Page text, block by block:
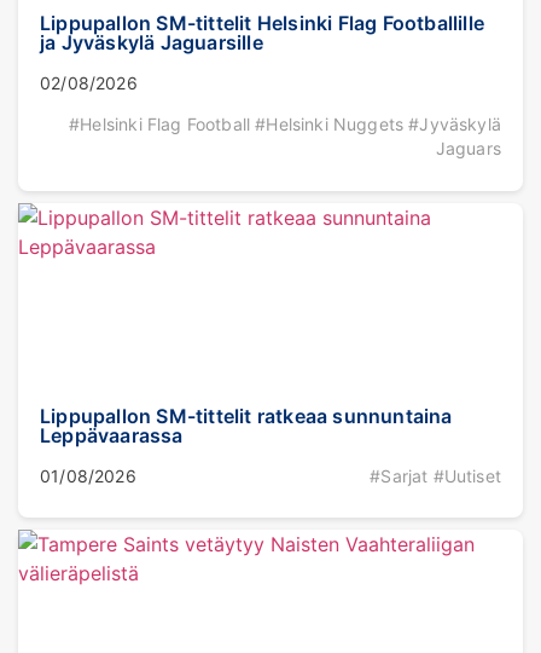
Lippupallon SM-tittelit Helsinki Flag Footballille
ja Jyväskylä Jaguarsille
02/08/2026
#Helsinki Flag Football #Helsinki Nuggets #Jyväskylä
Jaguars
Lippupallon SM-tittelit ratkeaa sunnuntaina
Leppävaarassa
01/08/2026 #Sarjat #Uutiset